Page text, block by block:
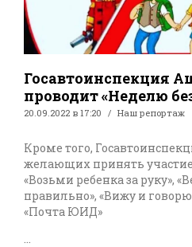
Госавтоинспекция
проводит «Неделю
20.09.2022 в 17:20 Наш репортаж
Кроме того,
желающих принять
«Возьми ребенка за руку»,
правильно», «Вижу и
«Почта ЮИД»
...